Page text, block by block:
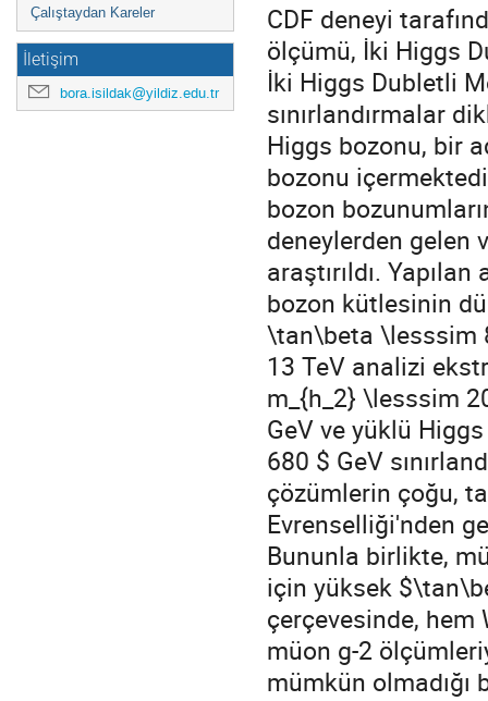
Çalıştaydan Kareler
İletişim
bora.isildak@yildiz.edu.tr
CDF deneyi
ölçümü, İki Higgs
İki Higgs Dubletli
sınırlandırmalar
Higgs bozonu, bir
bozonu
bozon
deneylerden gelen
araştırıldı.
bozon kütlesinin
\tan\beta \lesssim
13 TeV analizi
m_{h_2} \lesssim
GeV ve yüklü
680 $ GeV
çözümlerin çoğu,
Evrenselliği'nden
Bununla birlikte,
için yüksek
çerçevesinde, hem
müon g-2
mümkün olmadığı